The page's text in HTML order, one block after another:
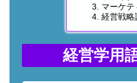
マーケテ
経営戦略
経営学用